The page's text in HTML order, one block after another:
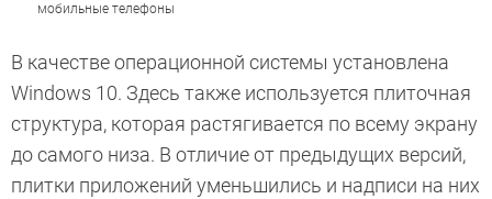
мобильные телефоны
В качестве операционной системы установлена
Windows 10. Здесь также используется плиточная
структура, которая растягивается по всему экрану
до самого низа. В отличие от предыдущих версий,
плитки приложений уменьшились и надписи на них